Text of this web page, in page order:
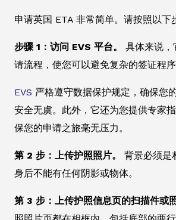
申请英国 ETA 非常简单。请按照以下
步骤 1：访问 EVS 平台。
具体来说，
请流程，使您可以避免复杂的签证程序
EVS 严格遵守数据保护规定，确保您
安全无虞。此外，它还为您提供专家
保您的申请之旅毫无压力。
第 2 步：上传护照照片。
背景必须是
身后不能有任何阴影或物体。
第 3 步：上传护照信息页的扫描件或照